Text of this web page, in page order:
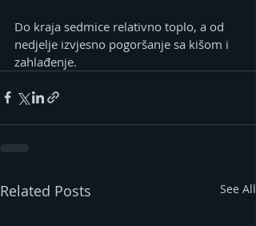
Do kraja sedmice relativno toplo, a od
nedjelje izvjesno pogoršanje sa kišom i
zahlađenje.
Related Posts See All